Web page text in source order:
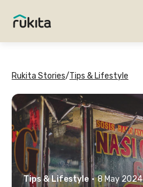
Rukita Stories/Tips & Lifestyle
Tips & Lifestyle · 8 May 2024